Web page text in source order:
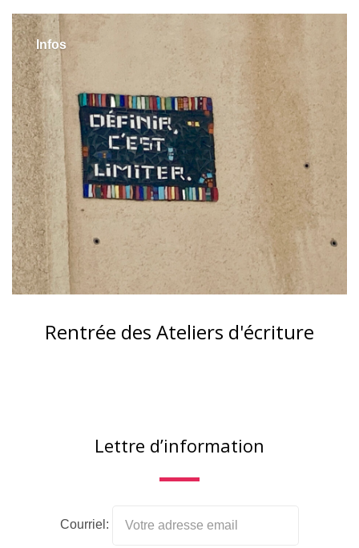
Infos
Rentrée des Ateliers d'écriture
Lettre d’information
Courriel: